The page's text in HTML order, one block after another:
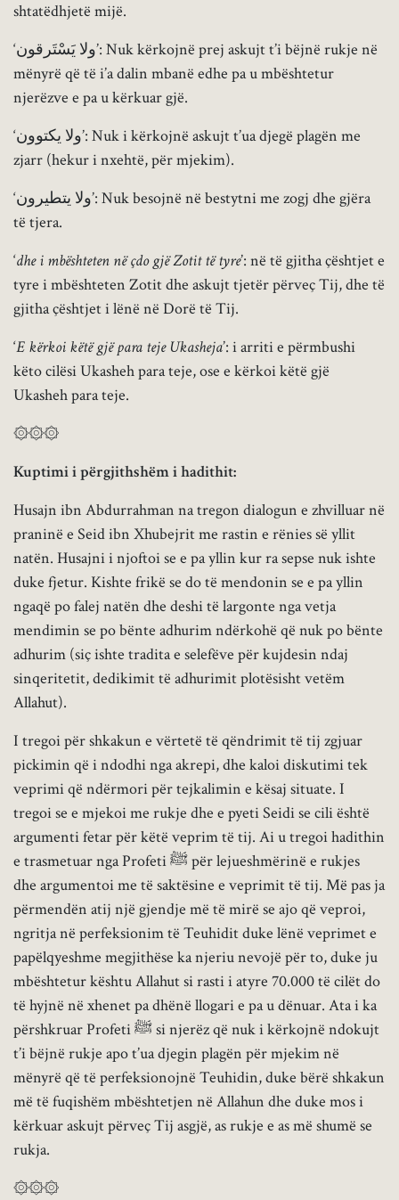
shtatëdhjetë mijë.
‘ولا يَسْتَرقون’: Nuk kërkojnë prej askujt t’i bëjnë rukje në
mënyrë që të i’a dalin mbanë edhe pa u mbështetur
njerëzve e pa u kërkuar gjë.
‘ولا يكتوون’: Nuk i kërkojnë askujt t’ua djegë plagën me
zjarr (hekur i nxehtë, për mjekim).
‘ولا يتطيرون’: Nuk besojnë në bestytni me zogj dhe gjëra
të tjera.
‘dhe i mbështeten në çdo gjë Zotit të tyre’: në të gjitha çështjet e
tyre i mbështeten Zotit dhe askujt tjetër përveç Tij, dhe të
gjitha çështjet i lënë në Dorë të Tij.
‘E kërkoi këtë gjë para teje Ukasheja’: i arriti e përmbushi
këto cilësi Ukasheh para teje, ose e kërkoi këtë gjë
Ukasheh para teje.
۞۞۞
Kuptimi i përgjithshëm i hadithit:
Husajn ibn Abdurrahman na tregon dialogun e zhvilluar në
praninë e Seid ibn Xhubejrit me rastin e rënies së yllit
natën. Husajni i njoftoi se e pa yllin kur ra sepse nuk ishte
duke fjetur. Kishte frikë se do të mendonin se e pa yllin
ngaqë po falej natën dhe deshi të largonte nga vetja
mendimin se po bënte adhurim ndërkohë që nuk po bënte
adhurim (siç ishte tradita e selefëve për kujdesin ndaj
sinqeritetit, dedikimit të adhurimit plotësisht vetëm
Allahut).
I tregoi për shkakun e vërtetë të qëndrimit të tij zgjuar
pickimin që i ndodhi nga akrepi, dhe kaloi diskutimi tek
veprimi që ndërmori për tejkalimin e kësaj situate. I
tregoi se e mjekoi me rukje dhe e pyeti Seidi se cili është
argumenti fetar për këtë veprim të tij. Ai u tregoi hadithin
e trasmetuar nga Profeti ﷺ për lejueshmërinë e rukjes
dhe argumentoi me të saktësine e veprimit të tij. Më pas ja
përmendën atij një gjendje më të mirë se ajo që veproi,
ngritja në perfeksionim të Teuhidit duke lënë veprimet e
papëlqyeshme megjithëse ka njeriu nevojë për to, duke ju
mbështetur kështu Allahut si rasti i atyre 70.000 të cilët do
të hyjnë në xhenet pa dhënë llogari e pa u dënuar. Ata i ka
përshkruar Profeti ﷺ si njerëz që nuk i kërkojnë ndokujt
t’i bëjnë rukje apo t’ua djegin plagën për mjekim në
mënyrë që të perfeksionojnë Teuhidin, duke bërë shkakun
më të fuqishëm mbështetjen në Allahun dhe duke mos i
kërkuar askujt përveç Tij asgjë, as rukje e as më shumë se
rukja.
۞۞۞